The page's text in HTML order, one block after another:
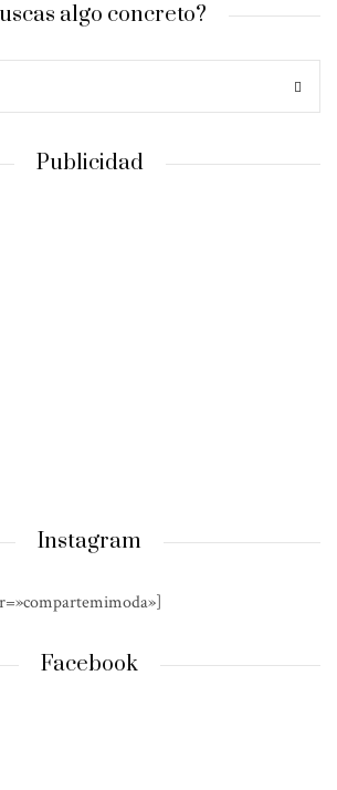
algo concreto?
Publicidad
Instagram
Facebook